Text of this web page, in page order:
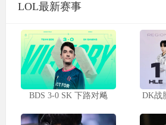
LOL最新赛事
BDS 3-0 SK 下路对飚 DK战